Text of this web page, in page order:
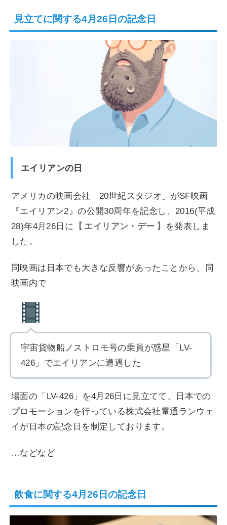
見立てに関する4月26日の記念日
エイリアンの日
アメリカの映画会社「20世紀スタジオ」がSF映画
『エイリアン2』の公開30周年を記念し、2016(平成
28)年4月26日に
エイリアン・デー
を発表しま
した。
同映画は日本でも大きな反響があったことから、同
映画内で
宇宙貨物船ノストロモ号の乗員が惑星「LV-
426」でエイリアンに遭遇した
場面の「LV-426」を4月26日に見立てて、日本での
プロモーションを行っている株式会社電通ランウェ
イが日本の記念日を制定しております。
…などなど
飲食に関する4月26日の記念日